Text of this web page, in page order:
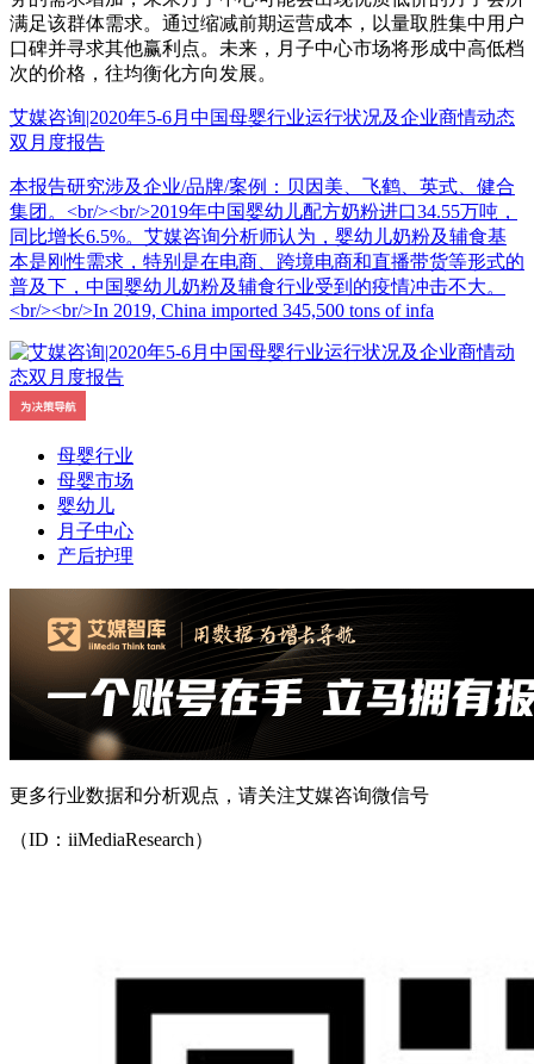
满足该群体需求。通过缩减前期运营成本，以量取胜集中用户
口碑并寻求其他赢利点。未来，月子中心市场将形成中高低档
次的价格，往均衡化方向发展。
艾媒咨询|2020年5-6月中国母婴行业运行状况及企业商情动态
双月度报告
本报告研究涉及企业/品牌/案例：贝因美、飞鹤、英式、健合
集团。<br/><br/>2019年中国婴幼儿配方奶粉进口34.55万吨，
同比增长6.5%。艾媒咨询分析师认为，婴幼儿奶粉及辅食基
本是刚性需求，特别是在电商、跨境电商和直播带货等形式的
普及下，中国婴幼儿奶粉及辅食行业受到的疫情冲击不大。
<br/><br/>In 2019, China imported 345,500 tons of infa
母婴行业
母婴市场
婴幼儿
月子中心
产后护理
更多行业数据和分析观点，请关注艾媒咨询微信号
（ID：iiMediaResearch）